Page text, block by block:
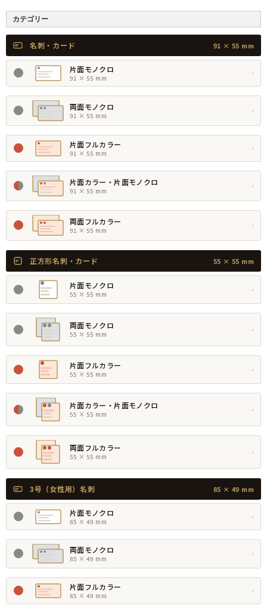
カテゴリー
名刺・カード 91 × 55 mm
片面モノクロ
91 × 55 mm
›
両面モノクロ
91 × 55 mm
›
片面フルカラー
91 × 55 mm
›
片面カラー・片面モノクロ
91 × 55 mm
›
両面フルカラー
91 × 55 mm
›
正方形名刺・カード 55 × 55 mm
片面モノクロ
55 × 55 mm
›
両面モノクロ
55 × 55 mm
›
片面フルカラー
55 × 55 mm
›
片面カラー・片面モノクロ
55 × 55 mm
›
両面フルカラー
55 × 55 mm
›
3号（女性用）名刺 85 × 49 mm
片面モノクロ
85 × 49 mm
›
両面モノクロ
85 × 49 mm
›
片面フルカラー
85 × 49 mm
›